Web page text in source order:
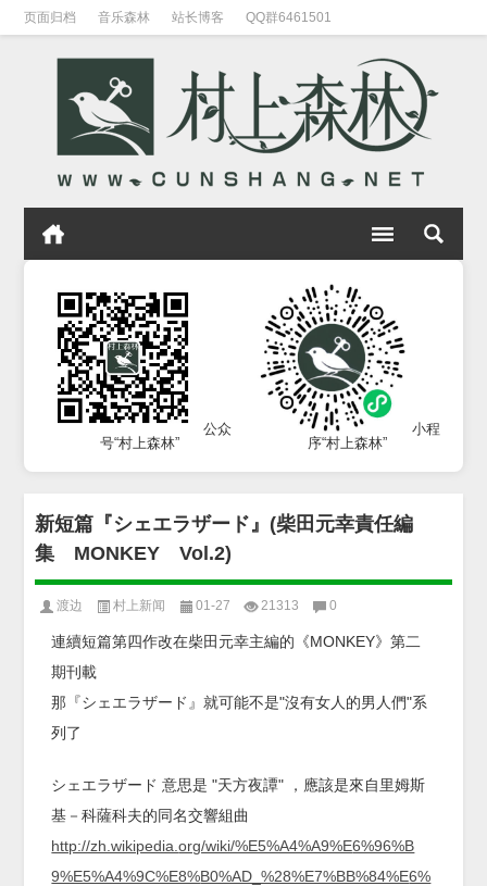
页面归档 音乐森林 站长博客 QQ群6461501
公众
号“村上森林”
小程
序“村上森林”
新短篇『シェエラザード』(柴田元幸責任編
集 MONKEY Vol.2)
渡边 村上新闻 01-27 21313 0
連續短篇第四作改在柴田元幸主編的《MONKEY》第二
期刊載
那『シェエラザード』就可能不是"沒有女人的男人們"系
列了
シェエラザード 意思是 "天方夜譚" ，應該是來自里姆斯
基－科薩科夫的同名交響組曲
http://zh.wikipedia.org/wiki/%E5%A4%A9%E6%96%B
9%E5%A4%9C%E8%B0%AD_%28%E7%BB%84%E6%